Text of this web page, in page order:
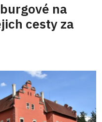
na
cesty za